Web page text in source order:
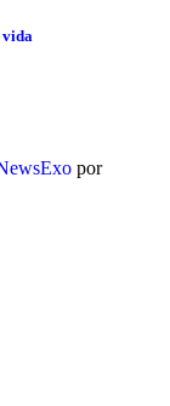
vida
por